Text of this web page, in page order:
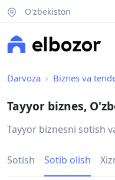
O'zbekiston
Darvoza Biznes va
Tayyor biznes,
Tayyor biznesni sotish
Sotish Sotib olish